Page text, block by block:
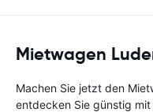
Mietwagen
Machen Sie jetzt den
entdecken Sie günstig